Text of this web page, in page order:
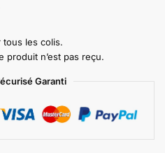
les colis.
produit n’est pas reçu.
Garanti